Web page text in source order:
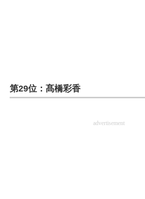
ITエンジニア向け専門サイト
第29位：髙橋彩香
advertisement